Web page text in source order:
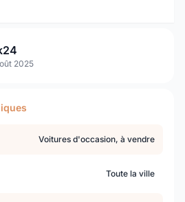
2025
Voitures d'occasion, à vendre
Toute la ville